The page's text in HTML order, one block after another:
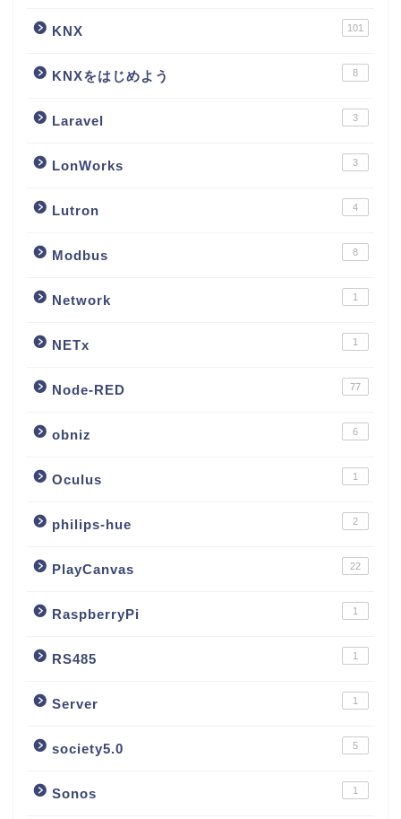
KNX 101
KNXをはじめよう 8
Laravel 3
LonWorks 3
Lutron 4
Modbus 8
Network 1
NETx 1
Node-RED 77
obniz 6
Oculus 1
philips-hue 2
PlayCanvas 22
RaspberryPi 1
RS485 1
Server 1
society5.0 5
Sonos 1